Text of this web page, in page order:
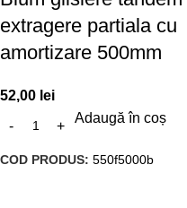
extragere partiala cu
amortizare 500mm
52,00 lei
Adaugă în coș
COD PRODUS: 550f5000b